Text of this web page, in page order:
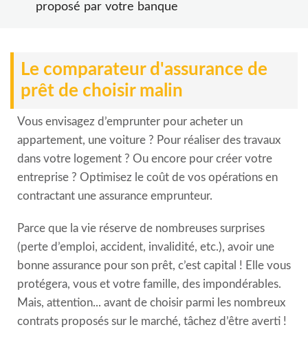
proposé par votre banque
Le comparateur d'assurance de
prêt de choisir malin
Vous envisagez d’emprunter pour acheter un
appartement, une voiture ? Pour réaliser des travaux
dans votre logement ? Ou encore pour créer votre
entreprise ? Optimisez le coût de vos opérations en
contractant une assurance emprunteur.
Parce que la vie réserve de nombreuses surprises
(perte d’emploi, accident, invalidité, etc.), avoir une
bonne assurance pour son prêt, c’est capital ! Elle vous
protégera, vous et votre famille, des impondérables.
Mais, attention... avant de choisir parmi les nombreux
contrats proposés sur le marché, tâchez d’être averti !